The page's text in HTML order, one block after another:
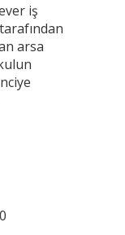
iş
arsa
0